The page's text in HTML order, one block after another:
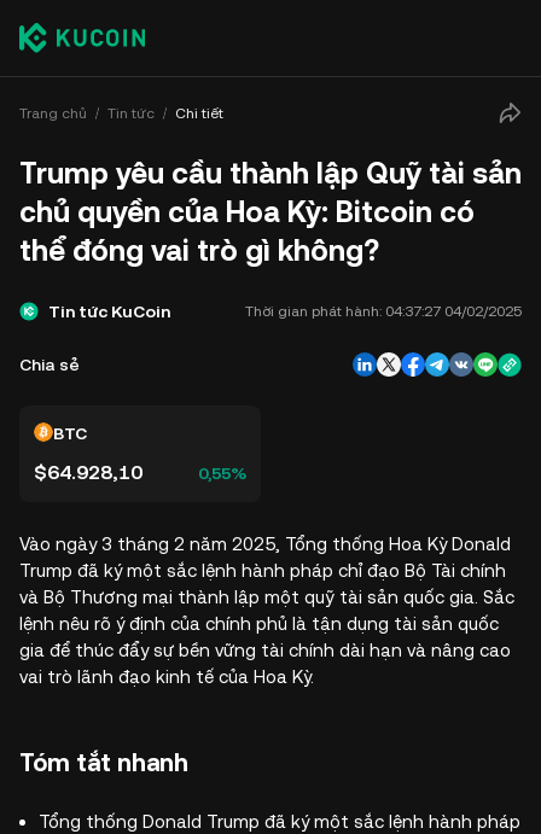
Trang chủ Tin tức Chi tiết
Trump yêu cầu thành lập Quỹ tài sản
chủ quyền của Hoa Kỳ: Bitcoin có
thể đóng vai trò gì không?
Tin tức KuCoin Thời gian phát hành: 04:37:27 04/02/2025
Chia sẻ
BTC
$64.928,10 0,55%
Vào ngày 3 tháng 2 năm 2025, Tổng thống Hoa Kỳ Donald
Trump đã ký một sắc lệnh hành pháp chỉ đạo Bộ Tài chính
và Bộ Thương mại thành lập một quỹ tài sản quốc gia. Sắc
lệnh nêu rõ ý định của chính phủ là tận dụng tài sản quốc
gia để thúc đẩy sự bền vững tài chính dài hạn và nâng cao
vai trò lãnh đạo kinh tế của Hoa Kỳ.
Tóm tắt nhanh
Tổng thống Donald Trump đã ký một sắc lệnh hành pháp